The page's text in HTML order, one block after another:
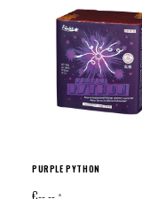
PURPLE PYTHON
€--,-- *